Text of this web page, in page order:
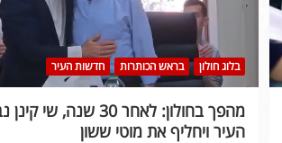
בלוג חולון בראש הכותרות חדשות העיר
מהפך בחולון: לאחר 30
העיר ויחליף את מוטי ששון